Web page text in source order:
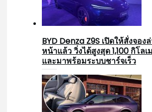
BYD Denza Z9S เปิดให้สั่งจอง
หน้าแล้ว วิ่งได้สูงสุด 1,100 กิโลเ
และมาพร้อมระบบชาร์จเร็ว